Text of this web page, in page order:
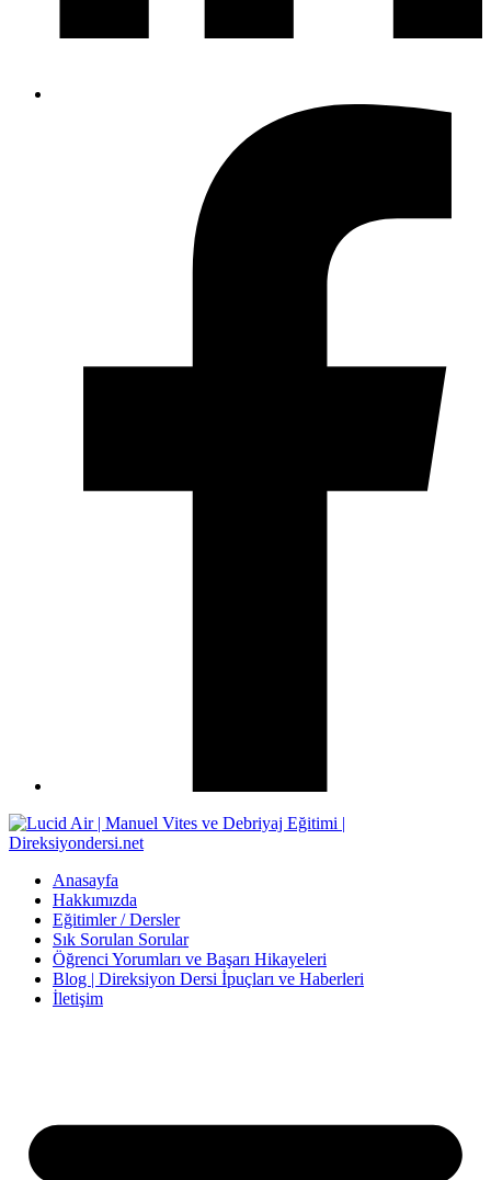
Anasayfa
Hakkımızda
Eğitimler / Dersler
Sık Sorulan Sorular
Öğrenci Yorumları ve Başarı Hikayeleri
Blog | Direksiyon Dersi İpuçları ve Haberleri
İletişim